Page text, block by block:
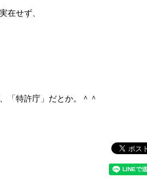
せず、
「特許庁」だとか。＾＾